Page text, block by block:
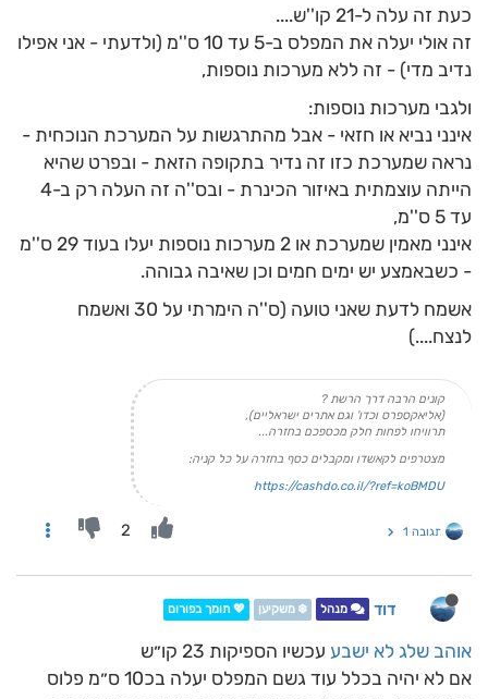
כעת זה עלה ל-21 קו''ש....
זה אולי יעלה את המפלס ב-5 עד 10 ס''מ (ולדעתי - אני אפילו
נדיב מדי) - זה ללא מערכות נוספות,
ולגבי מערכות נוספות:
אינני נביא או חזאי - אבל מהתרגשות על המערכת הנוכחית -
נראה שמערכת כזו זה נדיר בתקופה הזאת - ובפרט שהיא
הייתה עוצמתית באיזור הכינרת - ובס''ה זה העלה רק ב-4
עד 5 ס''מ,
אינני מאמין שמערכת או 2 מערכות נוספות יעלו בעוד 29 ס''מ
- כשבאמצע יש ימים חמים וכן שאיבה גבוהה.
אשמח לדעת שאני טועה (ס''ה הימרתי על 30 ואשמח
לנצח....)
קונים הרבה דרך הרשת ?
(אליאקספרס וכדו' וגם אתרים ישראליים),
תרוויחו לפחות חלק מכספכם בחזרה...
מצטרפים לקאשדו ומקבלים כסף בחזרה על כל קניה:
https://cashdo.co.il/?ref=koBMDU
תגובה 1 2
דוד מנהל ❄️ משקיען 💖 תומך בפורום
אוהב שלג לא ישבע עכשיו הספיקות 23 קו״ש
אם לא יהיה בכלל עוד גשם המפלס יעלה בכ10 ס״מ פלוס